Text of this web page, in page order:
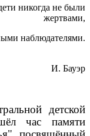
никогда не были
жертвами,
наблюдателями.
И. Бауэр
детской
час памяти